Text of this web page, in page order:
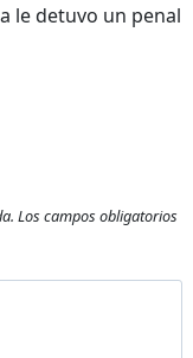
le detuvo un penal
Los campos obligatorios